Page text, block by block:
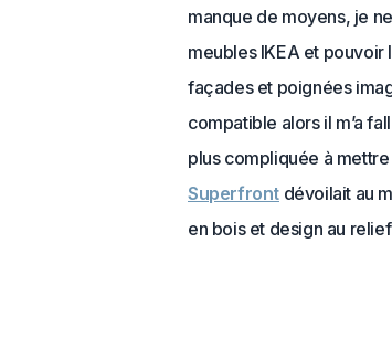
manque de moyens, je
meubles IKEA et
façades et poignées
compatible alors il m’a
plus compliquée à
Superfront dévoilait au
en bois et design au